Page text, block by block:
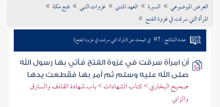
تراجم الأعلام
العرض الموضوعي السيرة العهد المدني غزوات النبي
فتح مكة
المرأة التي سرقت في غزوة الفتح
عدد النتائج : 97 في البحث عن (المرأة التي سرقت في غزوة الفتح)
أن امرأة سرقت في غزوة الفتح فأتي بها رسول الله
صلى الله عليه وسلم ثم أمر بها فقطعت يدها
صحيح البخاري > كتاب الشهادات > باب شهادة القاذف والسارق
والزاني